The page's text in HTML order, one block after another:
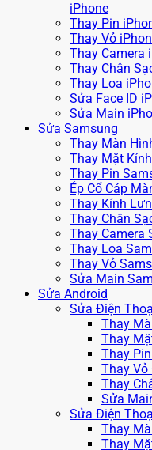
iPhone
Thay Pin
Thay Vỏ
Thay Camera
Thay Chân
Thay Loa
Sửa Face ID
Sửa Main
Sửa Samsung
Thay Màn
Thay Mặt
Thay Pin
Ép Cổ Cáp
Thay Kính
Thay Chân
Thay Camera
Thay Loa
Thay Vỏ
Sửa Main
Sửa Android
Sửa Điện
Thay
Thay
Thay
Thay Vỏ
Thay
Sửa
Sửa Điện
Thay
Thay